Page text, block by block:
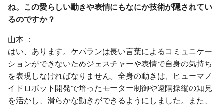
ね。この愛らしい動きや表情にもなにか技術が隠されてい
るのですか？
山本
はい、あります。ケパランは長い言葉によるコミュニケー
ションができないためジェスチャーや表情で自身の気持ち
を表現しなければなりません。全身の動きは、ヒューマノ
イドロボット開発で培ったモーター制御や遠隔操縦の知見
を活かし、滑らかな動きができるようにしました。また、